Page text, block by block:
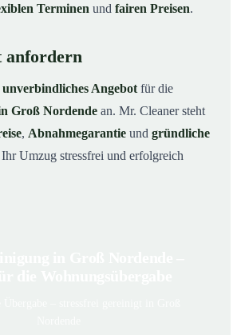
Terminen und fairen Preisen.
anfordern
unverbindliches Angebot für die
Groß Nordende an. Mr. Cleaner steht
, Abnahmegarantie und gründliche
Umzug stressfrei und erfolgreich